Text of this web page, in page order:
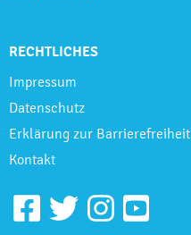
RECHTLICHES
Impressum
Datenschutz
Erklärung zur Barrierefreiheit
Kontakt
FacebookTwitterInstagram